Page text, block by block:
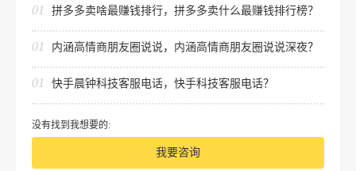
01 拼多多卖啥最赚钱排行，拼多多卖什么最赚钱排行榜？
01 内涵高情商朋友圈说说，内涵高情商朋友圈说说深夜？
01 快手晨钟科技客服电话，快手科技客服电话？
没有找到我想要的:
我要咨询